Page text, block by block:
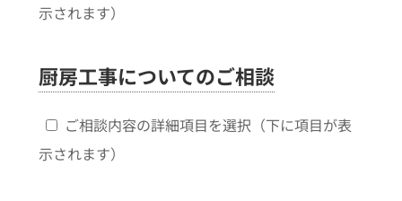
示されます）
厨房工事についてのご相談
ご相談内容の詳細項目を選択（下に項目が表
示されます）